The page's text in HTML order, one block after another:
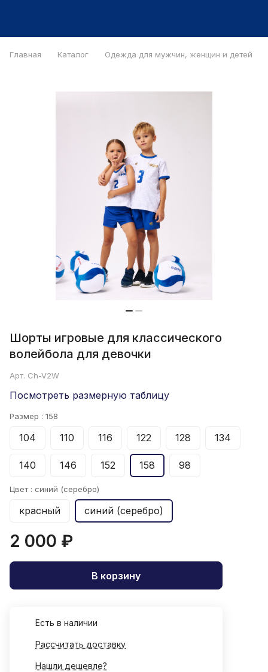
Главная Каталог Одежда для мужчин, женщин и детей
Шорты игровые для классического
волейбола для девочки
Арт. Ch-V2W
Посмотреть размерную таблицу
Размер : 158
104 110 116 122 128 134
140 146 152 158 98
Цвет : синий (серебро)
красный синий (серебро)
2 000 ₽
В корзину
Есть в наличии
Рассчитать доставку
Нашли дешевле?